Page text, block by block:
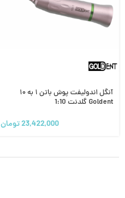
آنگل اندولیفت پوش باتن ۱ به ۱۰
Goldent گلدنت 1:10
23,422,000تومان